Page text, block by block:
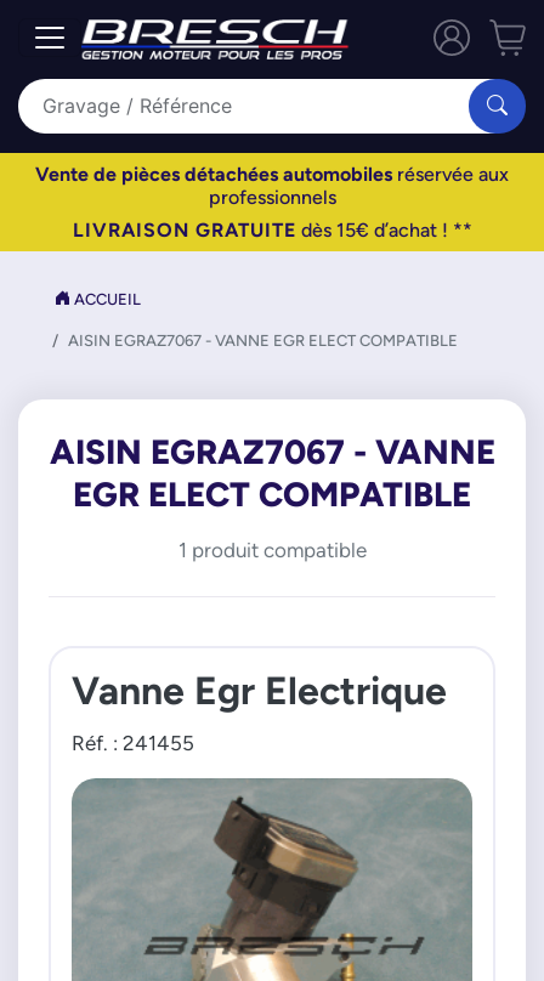
Vente de pièces détachées automobiles réservée aux
professionnels
LIVRAISON GRATUITE dès 15€ d’achat ! **
ACCUEIL
AISIN EGRAZ7067 - VANNE EGR ELECT COMPATIBLE
AISIN EGRAZ7067 - VANNE
EGR ELECT COMPATIBLE
1 produit compatible
Vanne Egr Electrique
Réf. : 241455